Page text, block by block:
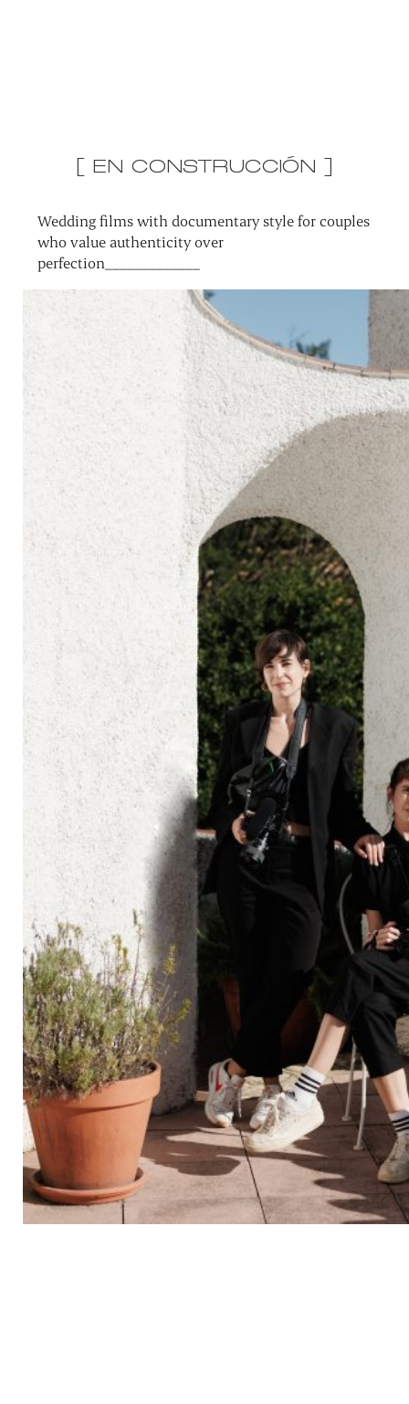
[ EN CONSTRUCCIÓN ]
Wedding films with documentary style for couples
who value authenticity over
perfection_____________